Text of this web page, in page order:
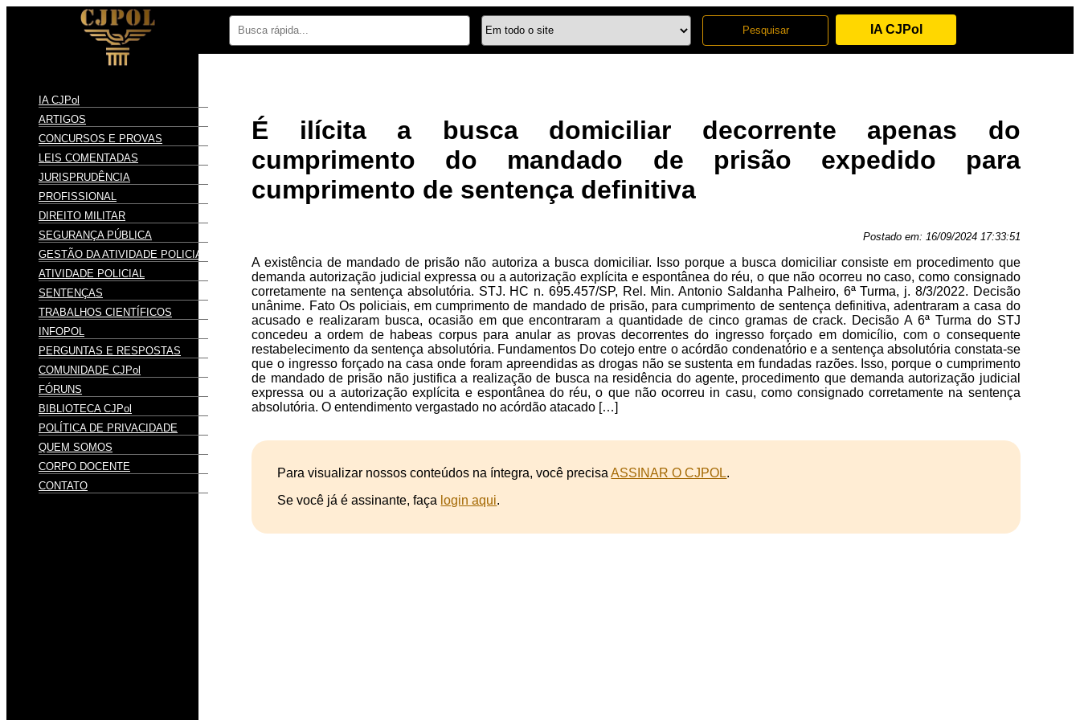
IA CJPol
IA CJPol
ARTIGOS
CONCURSOS E PROVAS
LEIS COMENTADAS
JURISPRUDÊNCIA
PROFISSIONAL
DIREITO MILITAR
SEGURANÇA PÚBLICA
GESTÃO DA ATIVIDADE POLICIAL
ATIVIDADE POLICIAL
SENTENÇAS
TRABALHOS CIENTÍFICOS
INFOPOL
PERGUNTAS E RESPOSTAS
COMUNIDADE CJPol
FÓRUNS
BIBLIOTECA CJPol
POLÍTICA DE PRIVACIDADE
QUEM SOMOS
CORPO DOCENTE
CONTATO
É ilícita a busca domiciliar decorrente apenas do
cumprimento do mandado de prisão expedido para
cumprimento de sentença definitiva
Postado em: 16/09/2024 17:33:51
A existência de mandado de prisão não autoriza a busca domiciliar. Isso porque a busca domiciliar consiste em procedimento que
demanda autorização judicial expressa ou a autorização explícita e espontânea do réu, o que não ocorreu no caso, como consignado
corretamente na sentença absolutória. STJ. HC n. 695.457/SP, Rel. Min. Antonio Saldanha Palheiro, 6ª Turma, j. 8/3/2022. Decisão
unânime. Fato Os policiais, em cumprimento de mandado de prisão, para cumprimento de sentença definitiva, adentraram a casa do
acusado e realizaram busca, ocasião em que encontraram a quantidade de cinco gramas de crack. Decisão A 6ª Turma do STJ
concedeu a ordem de habeas corpus para anular as provas decorrentes do ingresso forçado em domicílio, com o consequente
restabelecimento da sentença absolutória. Fundamentos Do cotejo entre o acórdão condenatório e a sentença absolutória constata-se
que o ingresso forçado na casa onde foram apreendidas as drogas não se sustenta em fundadas razões. Isso, porque o cumprimento
de mandado de prisão não justifica a realização de busca na residência do agente, procedimento que demanda autorização judicial
expressa ou a autorização explícita e espontânea do réu, o que não ocorreu in casu, como consignado corretamente na sentença
absolutória. O entendimento vergastado no acórdão atacado […]
Para visualizar nossos conteúdos na íntegra, você precisaASSINAR O CJPOL.
Se você já é assinante, faça login aqui.